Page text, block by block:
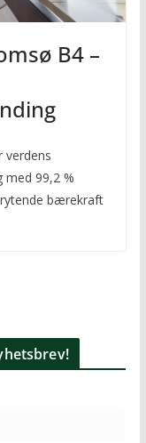
B4 –
verdens
med 99,2 %
bærekraft